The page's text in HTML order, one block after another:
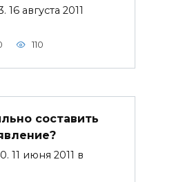
августа 2011
110
составить
11 июня 2011 в